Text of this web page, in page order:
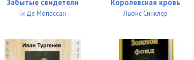
Забытые свидетели
Ги Де Мопассан
Королевская кровь
Льюис Синклер